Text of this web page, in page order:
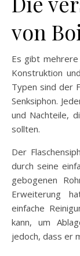
von
Es gibt
Konstruktion
Typen sind der
Senksiphon.
und Nachteile,
sollten.
Der
durch seine
gebogenen
Erweiterung
einfache
kann, um
jedoch, dass er